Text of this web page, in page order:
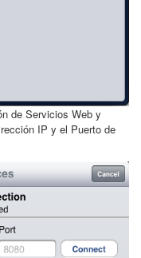
de Servicios Web y
IP y el Puerto de